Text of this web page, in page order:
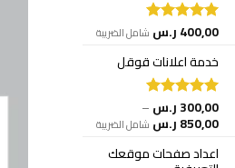
تم التقييم
400,00ر.س شامل الضريبة
خدمة اعلانات قوقل
تم التقييم
5.00من 5
300,00ر.س–
850,00ر.سنطاق
السعر:
من
شامل الضريبة
اعداد صفحات موقعك